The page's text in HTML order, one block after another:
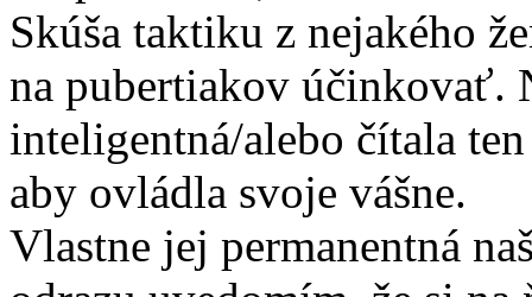
Skúša taktiku z nejakého
na pubertiakov účinkovať.
inteligentná/alebo čítala
aby ovládla svoje vášne.
Vlastne jej permanentná